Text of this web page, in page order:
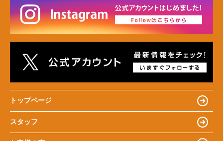
トップページ
スタッフ